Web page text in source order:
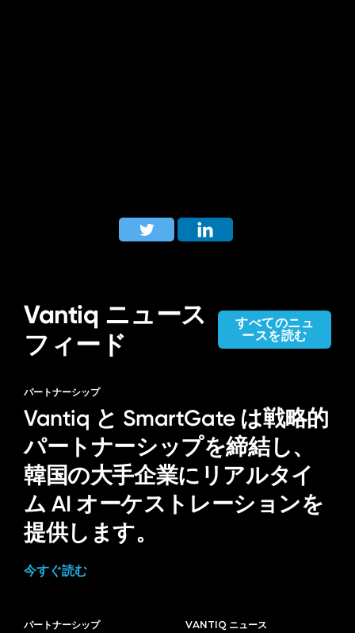
Vantiq ニュース
フィード
すべてのニュ
ースを読む
パートナーシップ
Vantiq と SmartGate は戦略的
パートナーシップを締結し、
韓国の大手企業にリアルタイ
ム AI オーケストレーションを
提供します。
今すぐ読む
パートナーシップ VANTIQ ニュース